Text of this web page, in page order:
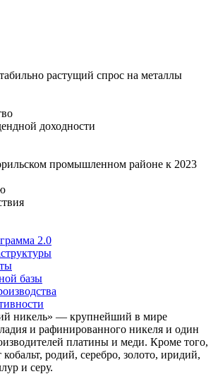
растущий спрос на металлы
доходности
промышленном районе к 2023
2.0
базы
никель» — крупнейший в мире
и рафинированного никеля и один
платины и меди. Кроме того,
родий, серебро, золото, иридий,
и серу.